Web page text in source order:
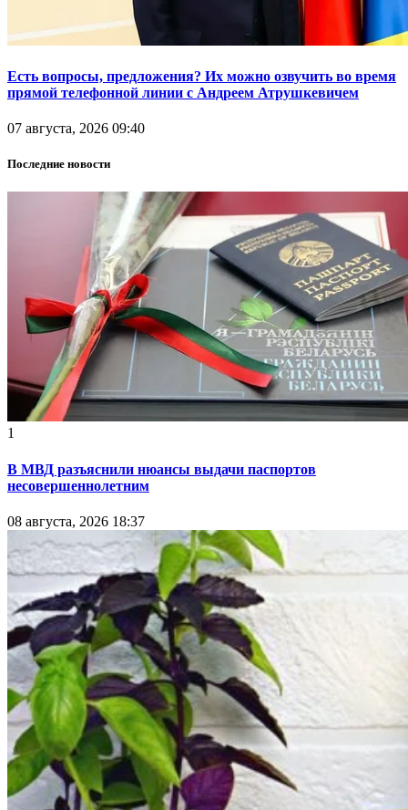
Есть вопросы, предложения? Их можно озвучить во время
прямой телефонной линии с Андреем Атрушкевичем
07 августа, 2026 09:40
Последние новости
1
В МВД разъяснили нюансы выдачи паспортов
несовершеннолетним
08 августа, 2026 18:37